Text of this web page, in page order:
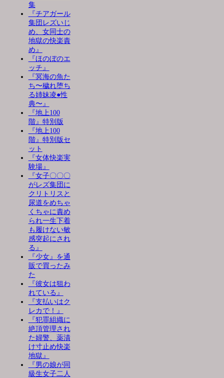
集
『チアガール
集団レズいじ
め、女同士の
地獄の快楽責
め』
『ほのぼのエ
ッチ』
『冥海の魚た
ち〜穢れ堕ち
る姉妹凌●性
典〜』
『地上100
階』特別版
『地上100
階』特別版セ
ット
『女体快楽実
験場』
『女子〇〇〇
がレズ集団に
クリトリスと
尿道をめちゃ
くちゃに責め
られ一生下着
も履けない敏
感突起にされ
る』
『少女』を通
販で買ったみ
た
『彼女は狙わ
れている』
『支払いはク
レカで！』
『犯罪組織に
絶頂管理され
た婦警、薬漬
け寸止め快楽
地獄』
『男の娘が同
級生女子二人